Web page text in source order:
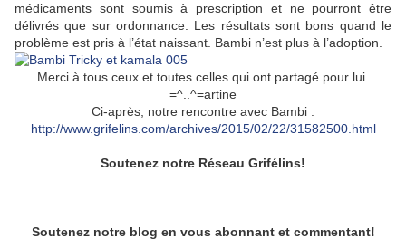
médicaments sont soumis à prescription et ne pourront être
délivrés que sur ordonnance. Les résultats sont bons quand le
problème est pris à l’état naissant. Bambi n’est plus à l’adoption.
Merci à tous ceux et toutes celles qui ont partagé pour lui.
=^..^=artine
Ci-après, notre rencontre avec Bambi :
http://www.grifelins.com/archives/2015/02/22/31582500.html
Soutenez notre Réseau Grifélins!
Soutenez notre blog en vous abonnant et commentant!